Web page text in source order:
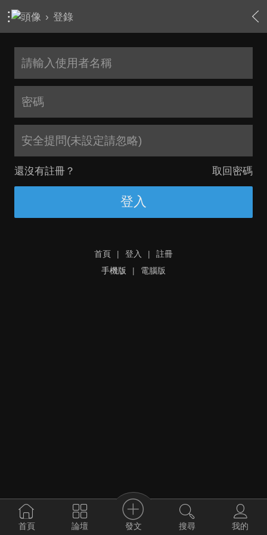
› 登錄
安全提問(未設定請忽略)
還沒有註冊？ 取回密碼
登入
首頁 | 登入 |
註冊
手機版
| 電腦版
首頁 論壇 發文 搜尋 我的